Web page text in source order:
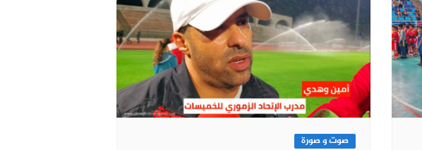
صوت و صورة